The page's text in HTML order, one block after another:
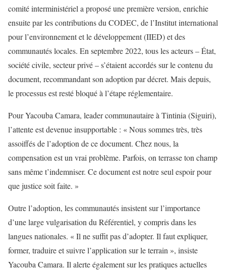
comité interministériel a proposé une première version, enrichie
ensuite par les contributions du CODEC, de l’Institut international
pour l’environnement et le développement (IIED) et des
communautés locales. En septembre 2022, tous les acteurs – État,
société civile, secteur privé – s’étaient accordés sur le contenu du
document, recommandant son adoption par décret. Mais depuis,
le processus est resté bloqué à l’étape réglementaire.
Pour Yacouba Camara, leader communautaire à Tintinia (Siguiri),
l’attente est devenue insupportable : « Nous sommes très, très
assoiffés de l’adoption de ce document. Chez nous, la
compensation est un vrai problème. Parfois, on terrasse ton champ
sans même t’indemniser. Ce document est notre seul espoir pour
que justice soit faite. »
Outre l’adoption, les communautés insistent sur l’importance
d’une large vulgarisation du Référentiel, y compris dans les
langues nationales. « Il ne suffit pas d’adopter. Il faut expliquer,
former, traduire et suivre l’application sur le terrain », insiste
Yacouba Camara. Il alerte également sur les pratiques actuelles